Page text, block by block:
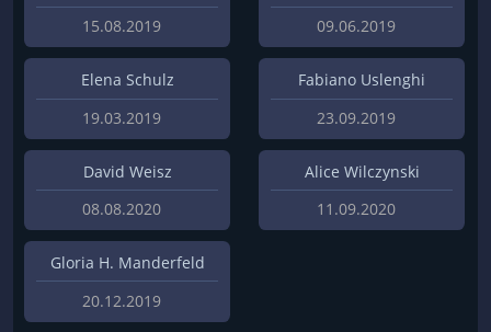
15.08.2019 09.06.2019
Elena Schulz
19.03.2019
Fabiano Uslenghi
23.09.2019
David Weisz
08.08.2020
Alice Wilczynski
11.09.2020
Gloria H. Manderfeld
20.12.2019